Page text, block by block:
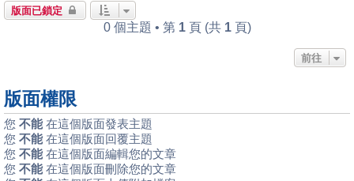
版面已鎖定
0 個主題 • 第 1頁 (共 1頁)
前往
版面權限
您 不能在這個版面發表主題
您 不能在這個版面回覆主題
您 不能在這個版面編輯您的文章
您 不能在這個版面刪除您的文章